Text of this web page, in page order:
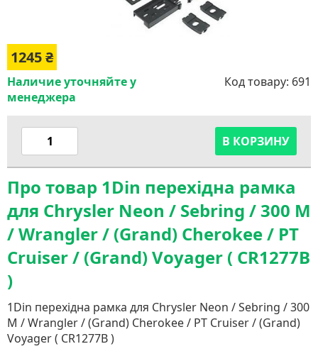
1245₴
Наличие уточняйте у
менеджера
Код товару: 691
В КОРЗИНУ
Про товар 1Din перехідна рамка
для Chrysler Neon / Sebring / 300 M
/ Wrangler / (Grand) Cherokee / PT
Cruiser / (Grand) Voyager ( CR1277B
)
1Din перехідна рамка для Chrysler Neon / Sebring / 300
M / Wrangler / (Grand) Cherokee / PT Cruiser / (Grand)
Voyager ( CR1277B )